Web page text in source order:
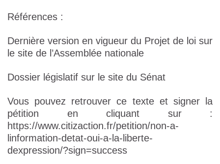
Références :
Dernière version en vigueur du Projet de loi sur
le site de l’Assemblée nationale
Dossier législatif sur le site du Sénat
Vous pouvez retrouver ce texte et signer la
pétition en cliquant sur :
https://www.citizaction.fr/petition/non-a-
linformation-detat-oui-a-la-liberte-
dexpression/?sign=success